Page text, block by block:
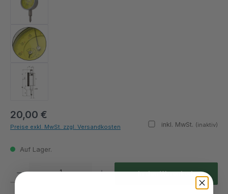
20,00 €
inkl. MwSt. (inaktiv)
Preise exkl. MwSt. zzgl. Versandkosten
Auf Lager.
In den Warenkorb